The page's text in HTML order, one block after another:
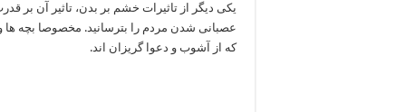
یکی دیگر از تاثیرات خشم بر بدن، تاثیر آن بر
عصبانی شدن مردم را بترسانید. مخصوصا بچه ها
که از آشوب و دعوا گریزان اند.